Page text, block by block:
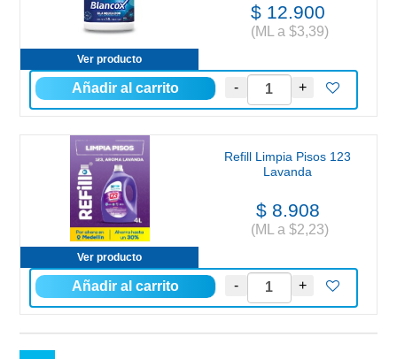
Ver producto
$ 12.900
(ML a $3,39)
Ver producto
Refill Limpia Pisos 123
Lavanda
$ 8.908
(ML a $2,23)